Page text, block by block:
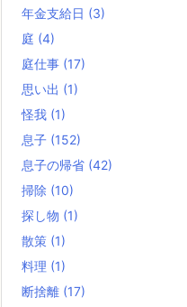
年金支給日 (3)
庭 (4)
庭仕事 (17)
思い出 (1)
怪我 (1)
息子 (152)
息子の帰省 (42)
掃除 (10)
探し物 (1)
散策 (1)
料理 (1)
断捨離 (17)